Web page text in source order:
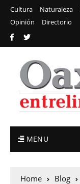
Cultura Naturaleza
Opinión
Directorio
MENU
Home Blog